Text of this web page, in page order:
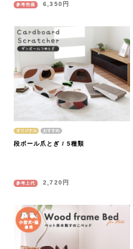
参考売価 6,350円
オリジナル
段ボール爪とぎ / 5種類
参考上代 2,720円